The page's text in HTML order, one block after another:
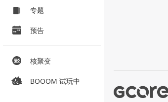
专题
预告
核聚变
BOOOM 试玩中